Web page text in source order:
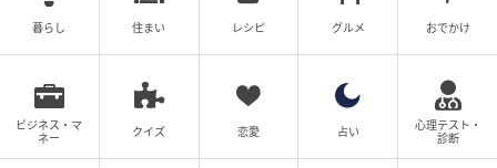
暮らし 住まい レシピ グルメ おでかけ
ビジネス・マ
ネー
クイズ 恋愛 占い
心理テスト・
診断